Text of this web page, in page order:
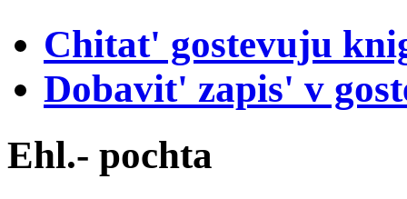
Chitat' gostevuju
Dobavit' zapis' v
Ehl.- pochta